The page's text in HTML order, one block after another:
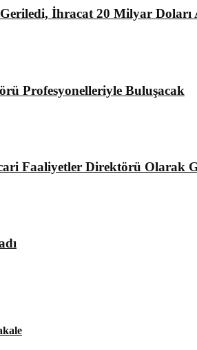
İhracat 20 Milyar Doları
Profesyonelleriyle Buluşacak
Faaliyetler Direktörü Olarak